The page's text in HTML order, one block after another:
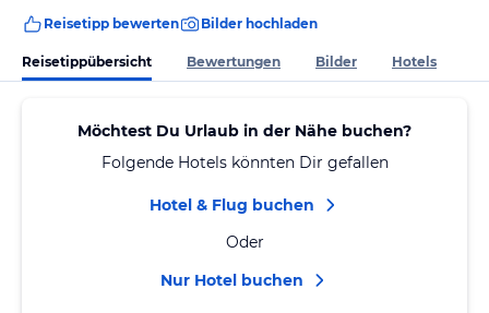
Reisetipp bewerten Bilder hochladen
Reisetippübersicht Bewertungen Bilder Hotels
Möchtest Du Urlaub in der Nähe buchen?
Folgende Hotels könnten Dir gefallen
Hotel & Flug buchen
Oder
Nur Hotel buchen